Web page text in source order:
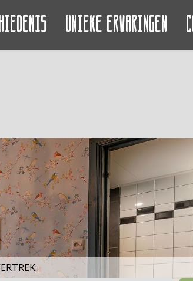
Unieke ervaringen